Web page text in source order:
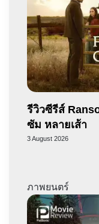
รีวิวซีรีส์
ซัม หลายเส้า
3 August 2026
ภาพยนตร์